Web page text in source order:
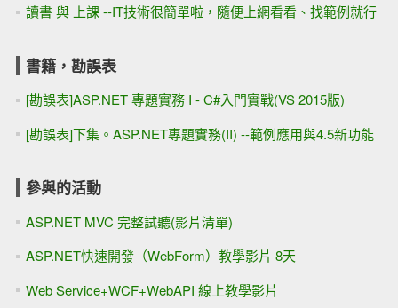
讀書 與 上課 --IT技術很簡單啦，隨便上網看看、找範例就行
書籍，勘誤表
[勘誤表]ASP.NET 專題實務 I - C#入門實戰(VS 2015版)
[勘誤表]下集。ASP.NET專題實務(II) --範例應用與4.5新功能
參與的活動
ASP.NET MVC 完整試聽(影片清單)
ASP.NET快速開發（WebForm）教學影片 8天
Web Service+WCF+WebAPI 線上教學影片